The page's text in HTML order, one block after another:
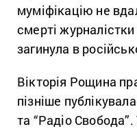
муміфікацію не
смерті
загинула в
Вікторія Рощина
пізніше
та “Радіо